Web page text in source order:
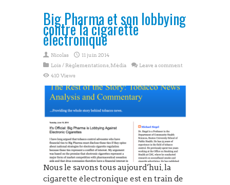
e-cigarette
Big Pharma et son lobbying
contre la cigarette
électronique
Nicolas
11 juin 2014
Lois / Règlementations Média
Leave a comment
410 Views
Nous le savons tous aujourd’hui, la
cigarette électronique est en train de